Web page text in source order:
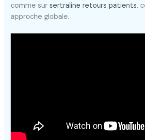
comme sursertraline retours patients,
approche globale.